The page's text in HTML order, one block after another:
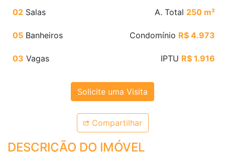
02 Salas
05 Banheiros
03 Vagas
A. Total 250 m²
Condomínio R$ 4.973
IPTU R$ 1.916
Solicite uma Visita
Compartilhar
DESCRIÇÃO DO IMÓVEL